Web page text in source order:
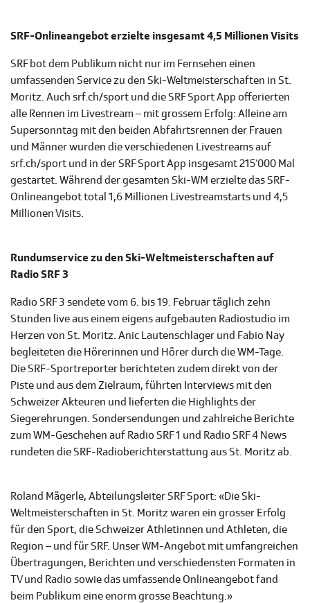
SRF-Onlineangebot erzielte insgesamt 4,5 Millionen Visits
SRF bot dem Publikum nicht nur im Fernsehen einen
umfassenden Service zu den Ski-Weltmeisterschaften in St.
Moritz. Auch srf.ch/sport und die SRF Sport App offerierten
alle Rennen im Livestream – mit grossem Erfolg: Alleine am
Supersonntag mit den beiden Abfahrtsrennen der Frauen
und Männer wurden die verschiedenen Livestreams auf
srf.ch/sport und in der SRF Sport App insgesamt 215‘000 Mal
gestartet. Während der gesamten Ski-WM erzielte das SRF-
Onlineangebot total 1,6 Millionen Livestreamstarts und 4,5
Millionen Visits.
Rundumservice zu den Ski-Weltmeisterschaften auf
Radio SRF 3
Radio SRF 3 sendete vom 6. bis 19. Februar täglich zehn
Stunden live aus einem eigens aufgebauten Radiostudio im
Herzen von St. Moritz. Anic Lautenschlager und Fabio Nay
begleiteten die Hörerinnen und Hörer durch die WM-Tage.
Die SRF-Sportreporter berichteten zudem direkt von der
Piste und aus dem Zielraum, führten Interviews mit den
Schweizer Akteuren und lieferten die Highlights der
Siegerehrungen. Sondersendungen und zahlreiche Berichte
zum WM-Geschehen auf Radio SRF 1 und Radio SRF 4 News
rundeten die SRF-Radioberichterstattung aus St. Moritz ab.
Roland Mägerle, Abteilungsleiter SRF Sport: «Die Ski-
Weltmeisterschaften in St. Moritz waren ein grosser Erfolg
für den Sport, die Schweizer Athletinnen und Athleten, die
Region – und für SRF. Unser WM-Angebot mit umfangreichen
Übertragungen, Berichten und verschiedensten Formaten in
TV und Radio sowie das umfassende Onlineangebot fand
beim Publikum eine enorm grosse Beachtung.»